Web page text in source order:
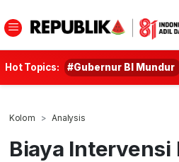
Hot Topics: #Gubernur BI Mundur
Kolom Analysis
Biaya Intervensi